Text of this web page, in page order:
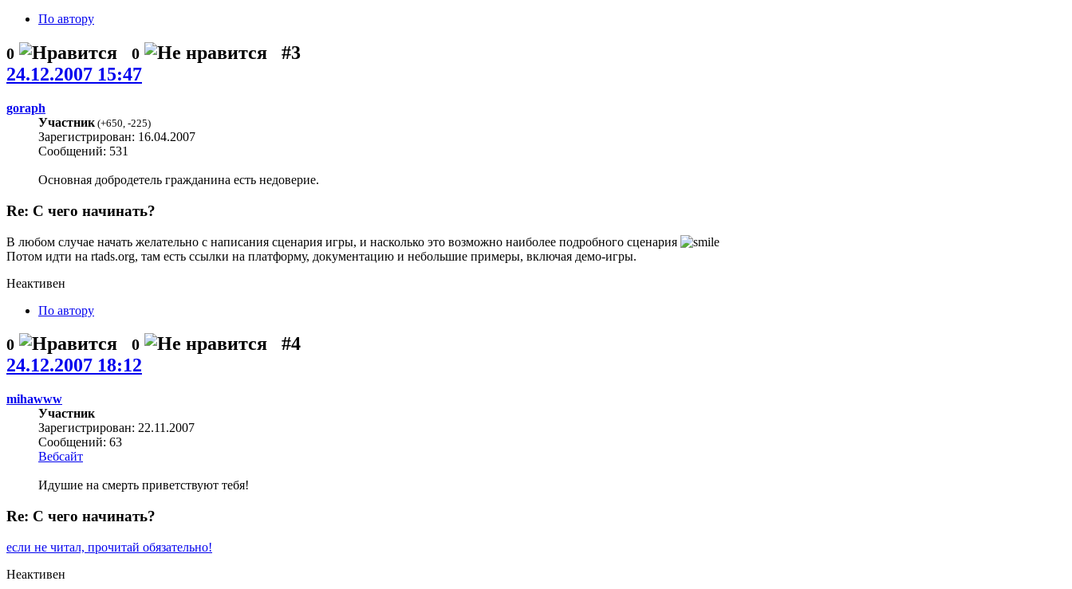
По автору
0 0
#3
24.12.2007 15:47
goraph
Участник(+650, -225)
Зарегистрирован: 16.04.2007
Сообщений: 531
Основная добродетель гражданина есть недоверие.
Re: С чего начинать?
В любом случае начать желательно с написания сценария игры, и насколько это возможно наиболее подробного сценария
Потом идти на rtads.org, там есть ссылки на платформу, документацию и небольшие примеры, включая демо-игры.
Неактивен
По автору
0 0
#4
24.12.2007 18:12
mihawww
Участник
Зарегистрирован: 22.11.2007
Сообщений: 63
Вебсайт
Идушие на смерть приветствуют тебя!
Re: С чего начинать?
если не читал, прочитай обязательно!
Неактивен